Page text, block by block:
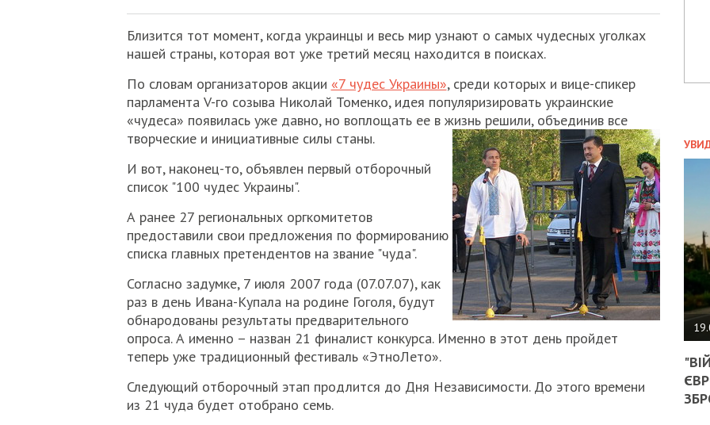
Близится тот момент, когда украинцы и весь мир узнают о самых чудесных уголках
нашей страны, которая вот уже третий месяц находится в поисках.
По словам организаторов акции «7 чудес Украины», среди которых и вице-спикер
парламента V-го созыва Николай Томенко, идея популяризировать украинские
«чудеса» появилась уже давно, но воплощать ее в жизнь решили, объединив все
творческие и инициативные силы станы.
И вот, наконец-то, объявлен первый отборочный
список "100 чудес Украины".
А ранее 27 региональных оргкомитетов
предоставили свои предложения по формированию
списка главных претендентов на звание "чуда".
Согласно задумке, 7 июля 2007 года (07.07.07), как
раз в день Ивана-Купала на родине Гоголя, будут
обнародованы результаты предварительного
опроса. А именно – назван 21 финалист конкурса. Именно в этот день пройдет
теперь уже традиционный фестиваль «ЭтноЛето».
Следующий отборочный этап продлится до Дня Независимости. До этого времени
из 21 чуда будет отобрано семь.
НА